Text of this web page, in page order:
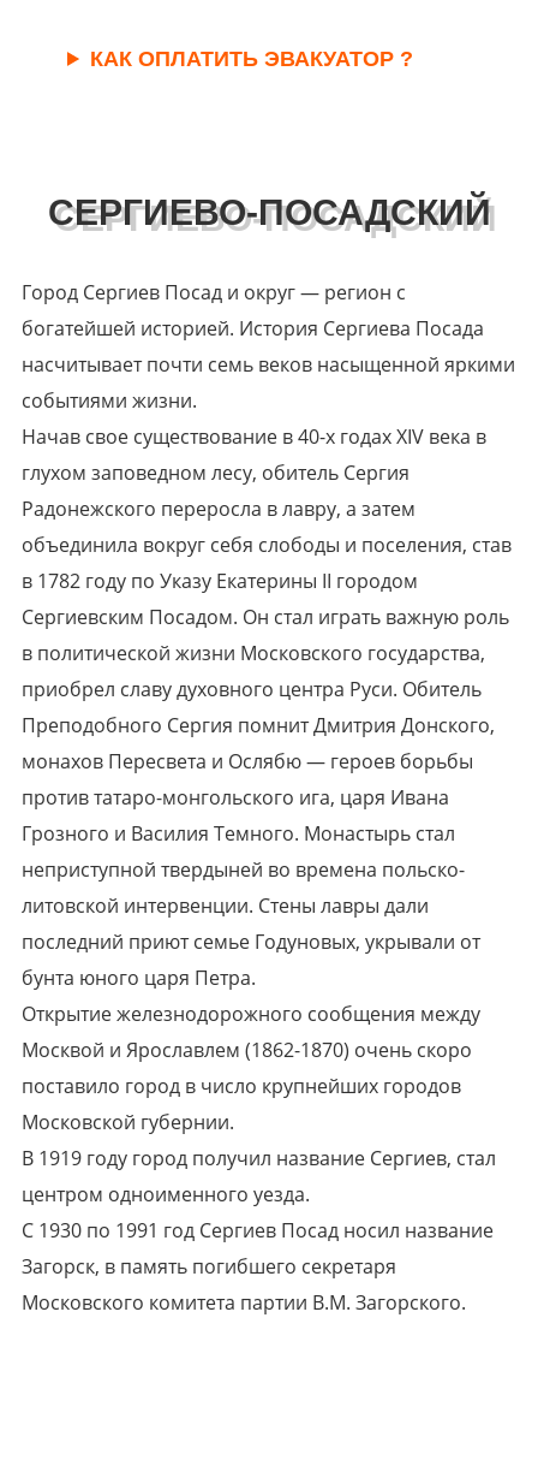
КАК ОПЛАТИТЬ ЭВАКУАТОР ?
СЕРГИЕВО-ПОСАДСКИЙ
Город Сергиев Посад и округ — регион с
богатейшей историей. История Сергиева Посада
насчитывает почти семь веков насыщенной яркими
событиями жизни.
Начав свое существование в 40-х годах XIV века в
глухом заповедном лесу, обитель Сергия
Радонежского переросла в лавру, а затем
объединила вокруг себя слободы и поселения, став
в 1782 году по Указу Екатерины II городом
Сергиевским Посадом. Он стал играть важную роль
в политической жизни Московского государства,
приобрел славу духовного центра Руси. Обитель
Преподобного Сергия помнит Дмитрия Донского,
монахов Пересвета и Ослябю — героев борьбы
против татаро-монгольского ига, царя Ивана
Грозного и Василия Темного. Монастырь стал
неприступной твердыней во времена польско-
литовской интервенции. Стены лавры дали
последний приют семье Годуновых, укрывали от
бунта юного царя Петра.
Открытие железнодорожного сообщения между
Москвой и Ярославлем (1862-1870) очень скоро
поставило город в число крупнейших городов
Московской губернии.
В 1919 году город получил название Сергиев, стал
центром одноименного уезда.
С 1930 по 1991 год Сергиев Посад носил название
Загорск, в память погибшего секретаря
Московского комитета партии В.М. Загорского.